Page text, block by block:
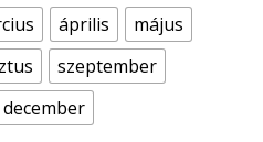
április
május
szeptember
december